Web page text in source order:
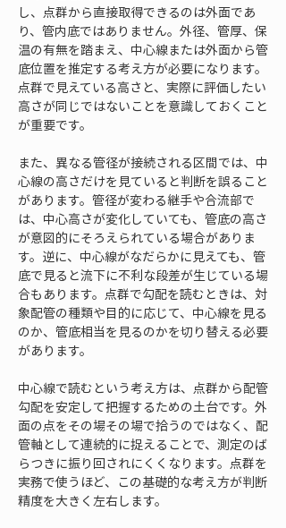
し、点群から直接取得できるのは外面であ
り、管内底ではありません。外径、管厚、保
温の有無を踏まえ、中心線または外面から管
底位置を推定する考え方が必要になります。
点群で見えている高さと、実際に評価したい
高さが同じではないことを意識しておくこと
が重要です。
また、異なる管径が接続される区間では、中
心線の高さだけを見ていると判断を誤ること
があります。管径が変わる継手や合流部で
は、中心高さが変化していても、管底の高さ
が意図的にそろえられている場合がありま
す。逆に、中心線がなだらかに見えても、管
底で見ると流下に不利な段差が生じている場
合もあります。点群で勾配を読むときは、対
象配管の種類や目的に応じて、中心線を見る
のか、管底相当を見るのかを切り替える必要
があります。
中心線で読むという考え方は、点群から配管
勾配を安定して把握するための土台です。外
面の点をその場その場で拾うのではなく、配
管軸として連続的に捉えることで、測定のば
らつきに振り回されにくくなります。点群を
実務で使うほど、この基礎的な考え方が判断
精度を大きく左右します。